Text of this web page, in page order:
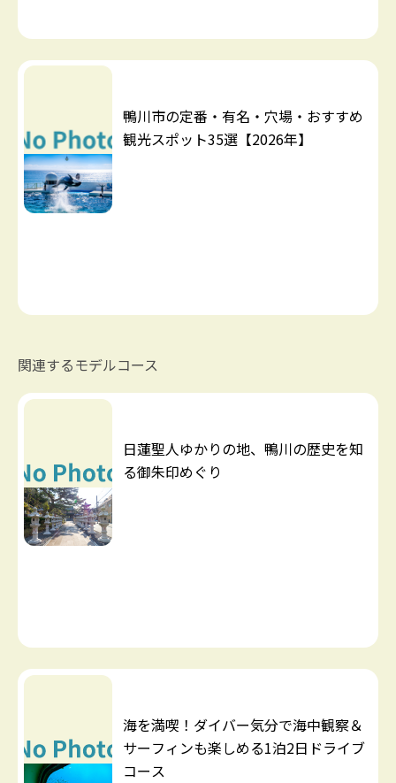
鴨川市の定番・有名・穴場・おすすめ
観光スポット35選【2026年】
関連するモデルコース
日蓮聖人ゆかりの地、鴨川の歴史を知
る御朱印めぐり
海を満喫！ダイバー気分で海中観察＆
サーフィンも楽しめる1泊2日ドライブ
コース